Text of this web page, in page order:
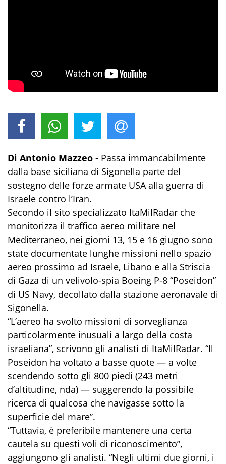
Di Antonio Mazzeo - Passa immancabilmente
dalla base siciliana di Sigonella parte del
sostegno delle forze armate USA alla guerra di
Israele contro l’Iran.
Secondo il sito specializzato ItaMilRadar che
monitorizza il traffico aereo militare nel
Mediterraneo, nei giorni 13, 15 e 16 giugno sono
state documentate lunghe missioni nello spazio
aereo prossimo ad Israele, Libano e alla Striscia
di Gaza di un velivolo-spia Boeing P-8 “Poseidon”
di US Navy, decollato dalla stazione aeronavale di
Sigonella.
“L’aereo ha svolto missioni di sorveglianza
particolarmente inusuali a largo della costa
israeliana”, scrivono gli analisti di ItaMilRadar. “Il
Poseidon ha voltato a basse quote — a volte
scendendo sotto gli 800 piedi (243 metri
d’altitudine, nda) — suggerendo la possibile
ricerca di qualcosa che navigasse sotto la
superficie del mare”.
“Tuttavia, è preferibile mantenere una certa
cautela su questi voli di riconoscimento”,
aggiungono gli analisti. “Negli ultimi due giorni, i